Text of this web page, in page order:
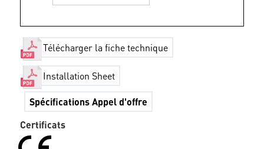
Télécharger la fiche technique
Installation Sheet
Spécifications Appel d'offre
Certificats